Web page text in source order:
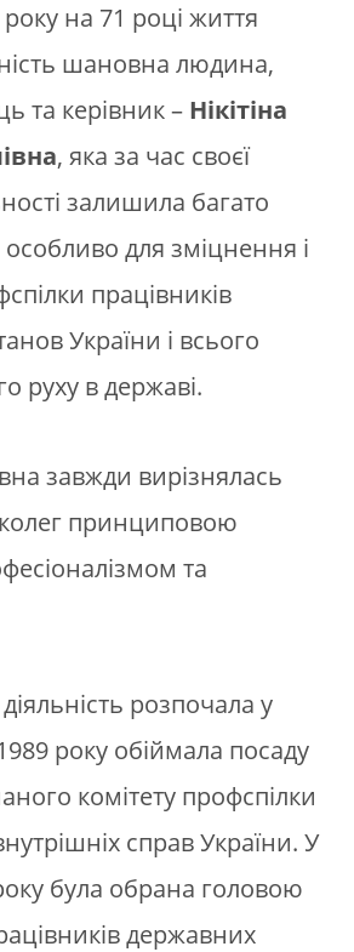
на 71 році життя
шановна людина,
та керівник – Нікітіна
, яка за час своєї
залишила багато
для зміцнення і
працівників
України і всього
руху в державі.
завжди вирізнялась
колег принциповою
та
розпочала у
року обіймала посаду
комітету профспілки
справ України. У
була обрана головою
державних